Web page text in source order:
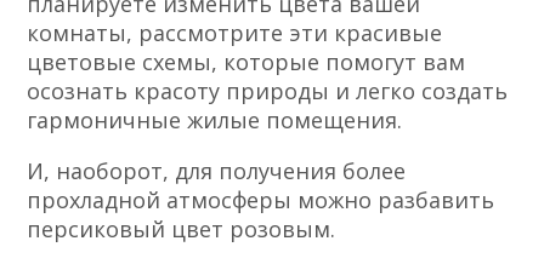
комнаты, рассмотрите эти красивые
цветовые схемы, которые помогут вам
осознать красоту природы и легко создать
гармоничные жилые помещения.
И, наоборот, для получения более
прохладной атмосферы можно разбавить
персиковый цвет розовым.